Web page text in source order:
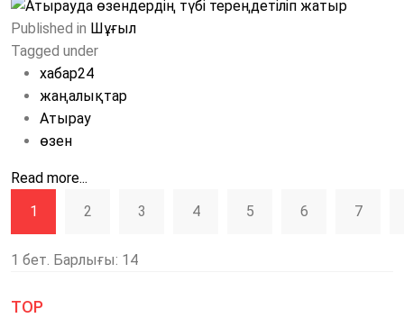
Published in Шұғыл
Tagged under
хабар24
жаңалықтар
Атырау
өзен
Read more...
1
2 3 4 5 6 7
1 бет. Барлығы: 14
TOP